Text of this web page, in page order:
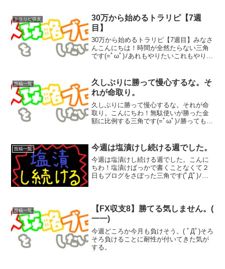
トラリピ収支
30万から始めるトラリピ【7週
目】
30万から始めるトラリピ【7週目】みなさ
んこんにちは！時間が全然たらない三角
です(=ﾟωﾟ)ﾉあれもやりたいこれもやりた
かな～トラリピいいんだけど資産少ない
から...
投稿一覧
久しぶりに勝って慢心するな。そ
れが命取り。
久しぶりに勝って慢心するな。それが命
取り。こんにちわ！無駄使いが勝った金
額に比例する三角です(=ﾟωﾟ)ﾉ勝っても勝
久しぶりに勝ったのにそのくらい使って
ます。うん...
投稿一覧 今週は塩漬けし続ける週でした。
今週は塩漬けし続ける週でした。こんに
ちわ！塩漬けばっかで書くことなくて２
日もブログをさぼった三角です(ﾟДﾟ)ﾉ塩
に、もう上がるだろう...
投稿一覧
【FX収支8】勝てる気しません。(
一一)
今週どころか今月も負けそう。( ﾟДﾟ)そろ
そろ負けることに耐性が付いてきた気が
する。